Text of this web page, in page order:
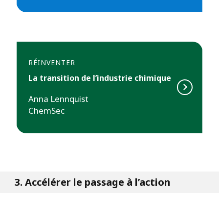
RÉINVENTER
La transition de l’industrie chimique
Anna Lennquist
ChemSec
3. Accélérer le passage à l’action